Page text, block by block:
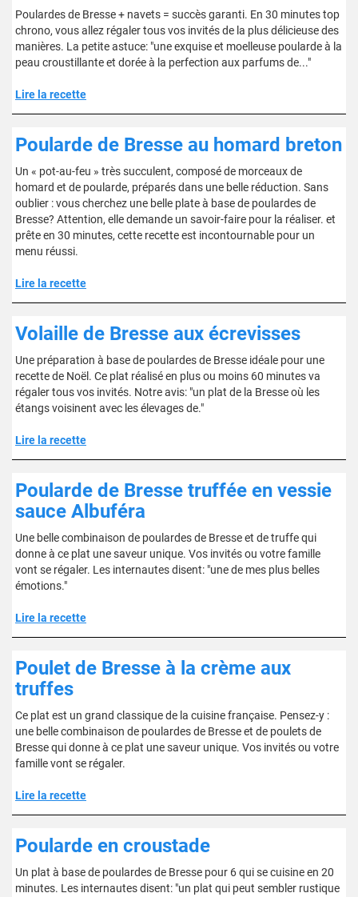
Poulardes de Bresse + navets = succès garanti. En 30 minutes top
chrono, vous allez régaler tous vos invités de la plus délicieuse des
manières. La petite astuce: "une exquise et moelleuse poularde à la
peau croustillante et dorée à la perfection aux parfums de..."
Lire la recette
Poularde de Bresse au homard breton
Un « pot-au-feu » très succulent, composé de morceaux de
homard et de poularde, préparés dans une belle réduction. Sans
oublier : vous cherchez une belle plate à base de poulardes de
Bresse? Attention, elle demande un savoir-faire pour la réaliser. et
prête en 30 minutes, cette recette est incontournable pour un
menu réussi.
Lire la recette
Volaille de Bresse aux écrevisses
Une préparation à base de poulardes de Bresse idéale pour une
recette de Noël. Ce plat réalisé en plus ou moins 60 minutes va
régaler tous vos invités. Notre avis: "un plat de la Bresse où les
étangs voisinent avec les élevages de."
Lire la recette
Poularde de Bresse truffée en vessie
sauce Albuféra
Une belle combinaison de poulardes de Bresse et de truffe qui
donne à ce plat une saveur unique. Vos invités ou votre famille
vont se régaler. Les internautes disent: "une de mes plus belles
émotions."
Lire la recette
Poulet de Bresse à la crème aux
truffes
Ce plat est un grand classique de la cuisine française. Pensez-y :
une belle combinaison de poulardes de Bresse et de poulets de
Bresse qui donne à ce plat une saveur unique. Vos invités ou votre
famille vont se régaler.
Lire la recette
Poularde en croustade
Un plat à base de poulardes de Bresse pour 6 qui se cuisine en 20
minutes. Les internautes disent: "un plat qui peut sembler rustique